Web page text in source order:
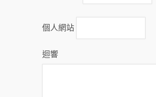
個人網站
迴響